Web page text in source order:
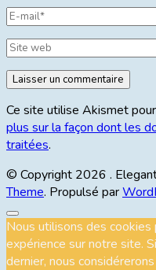
Ce site utilise Akismet
plus sur la façon dont les
traitées.
© Copyright 2026 .
Theme. Propulsé par
Nous utilisons des
expérience sur notre site.
dernier, nous